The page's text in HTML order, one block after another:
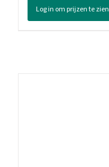
Spray
Protect
Log in om prijzen te zien